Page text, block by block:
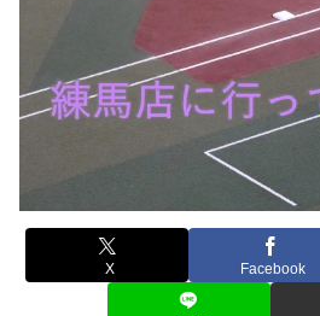
X Facebook